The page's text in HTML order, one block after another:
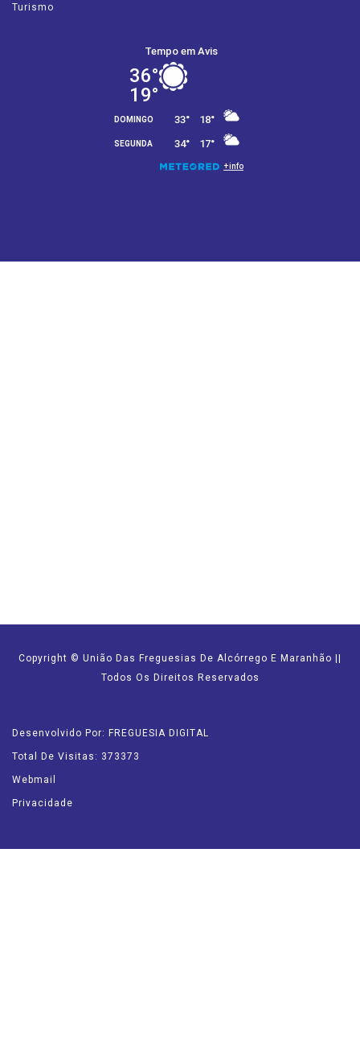
Turismo
Copyright © União Das Freguesias De Alcórrego E Maranhão ||
Todos Os Direitos Reservados
Desenvolvido Por: FREGUESIA DIGITAL
Total De Visitas: 373373
Webmail
Privacidade